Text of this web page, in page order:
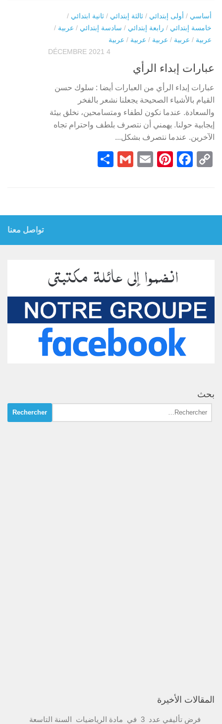
أساسي / أولى إبتدائي / ثالثة إبتدائي / ثانية ابتدائي /
خامسة إبتدائي / رابعة إبتدائي / سادسة إبتدائي / عربية /
عربية / عربية / عربية / عربية / عربية
4 DÉCEMBRE 2021
عبارات إبداء الرأي
عبارات إبداء الرأي من العبارات أيضا : سلوك حسن
القيام بالأشياء الصحيحة يجعلنا نشعر بالفخر
والسعادة. عندما نكون لطفاء ومتسامحين، نخلق بيئة
إيجابية حولنا. يهمني أن نتصرف بلطف واحترام تجاه
الآخرين. عندما نتصرف بشكل...
Copy
Facebook
Pinterest
Email
Gmail
تواصل معنا
بحث
Rechercher :
المقالات الأخيرة
فرض تأليفي عدد 3 في مادة الرياضيات السنة التاسعة